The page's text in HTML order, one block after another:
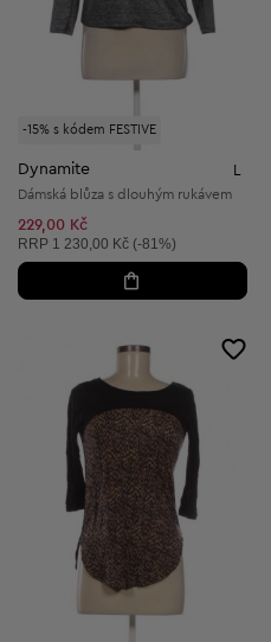
-15% s kódem FESTIVE
Dynamite L
Dámská blůza s dlouhým rukávem
229,00 Kč
Doporučená cena:
RRP 1 230,00 Kč (-81%)